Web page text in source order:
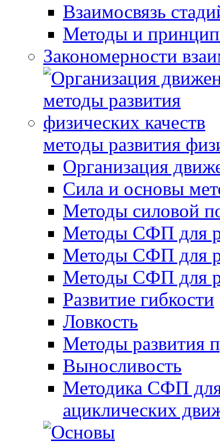
Взаимосвязь
Методы и
Закономерности
методы развития
Организация
Сила и основы
Методы силовой
Методы СФП для
Методы СФП для
Методы СФП для
Развитие гибкости
Ловкость
Методы развития
Выносливость
Методика СФП для
ациклических